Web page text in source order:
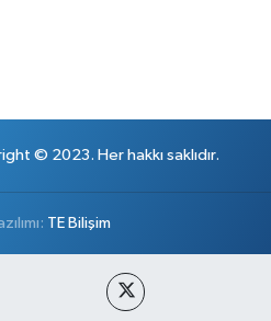
© 2023. Her hakkı saklıdır.
TE Bilişim